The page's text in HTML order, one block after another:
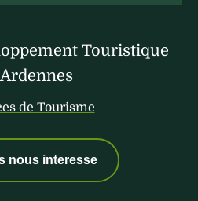
Touristique
de Tourisme
nous interesse